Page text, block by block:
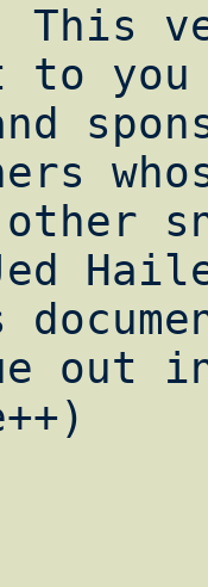
This
to
out in